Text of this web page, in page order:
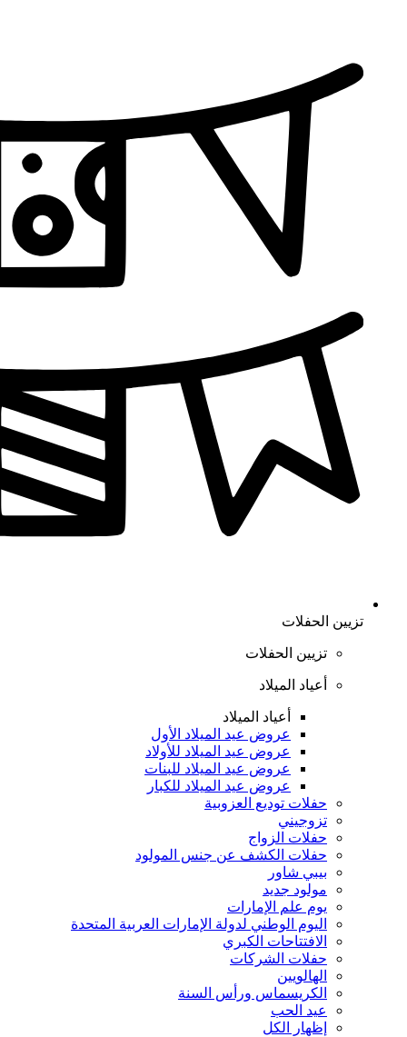
تزيين الحفلات
تزيين الحفلات
أعياد الميلاد
أعياد الميلاد
عروض عيد الميلاد الأول
عروض عيد الميلاد للأولاد
عروض عيد الميلاد للبنات
عروض عيد الميلاد للكبار
حفلات توديع العزوبية
تزوجيني
حفلات الزواج
حفلات الكشف عن جنس المولود
بيبي شاور
مولود جديد
يوم علم الإمارات
اليوم الوطني لدولة الإمارات العربية المتحدة
الافتتاحات الكبري
حفلات الشركات
الهالويين
الكريسماس ورأس السنة
عيد الحب
إظهار الكل